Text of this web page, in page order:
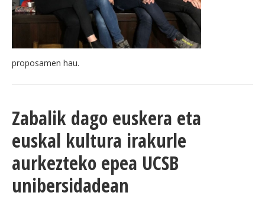
proposamen hau.
Zabalik dago euskera eta
euskal kultura irakurle
aurkezteko epea UCSB
unibersidadean